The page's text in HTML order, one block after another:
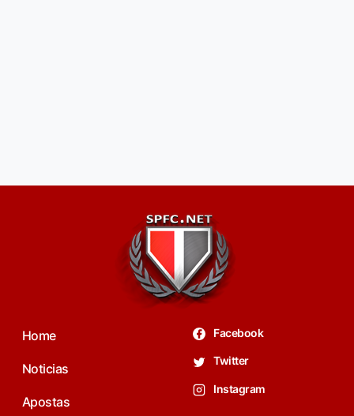
Home
Noticias
Apostas
Facebook
Twitter
Instagram